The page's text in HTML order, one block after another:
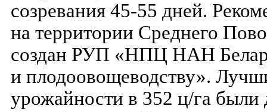
созревания 45-55 дней.
на территории Среднего
создан РУП «НПЦ НАН
и плодоовощеводству».
урожайности в 352 ц/га